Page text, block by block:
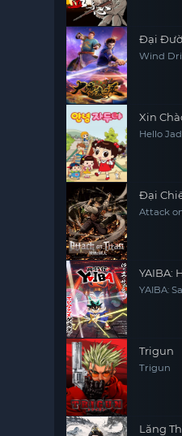
Đại
Wind
Xin
Hello
Đại
Attack
YAIBA:
YAIBA:
Trigun
Trigun
Lăng